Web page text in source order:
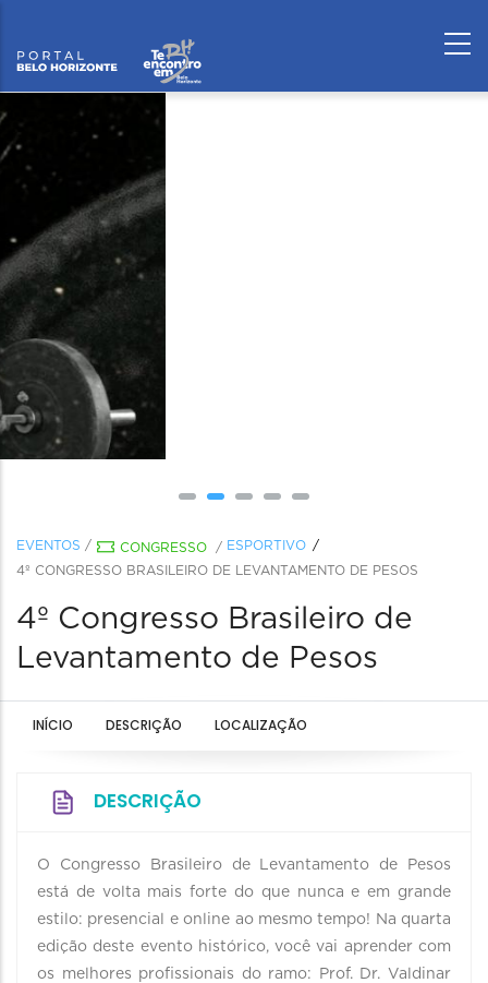
EVENTOS / CONGRESSO / ESPORTIVO
4º CONGRESSO BRASILEIRO DE LEVANTAMENTO DE PESOS
4º Congresso Brasileiro de
Levantamento de Pesos
INÍCIO DESCRIÇÃO LOCALIZAÇÃO
DESCRIÇÃO
O Congresso Brasileiro de Levantamento de Pesos
está de volta mais forte do que nunca e em grande
estilo: presencial e online ao mesmo tempo! Na quarta
edição deste evento histórico, você vai aprender com
os melhores profissionais do ramo: Prof. Dr. Valdinar